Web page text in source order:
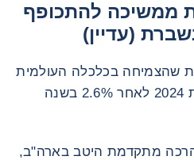
ממשיכה להתכופף
(עדיין)
שהצמיחה בכלכלה העולמית
צפויה להאט ל-22% בשנת 2024 לאחר 2.6% בשנה
מתקדמת היטב בארה"ב,